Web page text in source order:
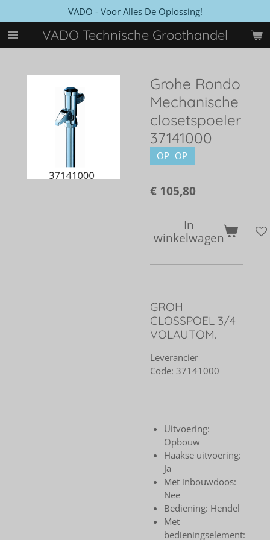
direct
naar
VADO Technische Groothandel
VADO - Voor Alles De Oplossing!
Grohe Rondo
Mechanische
closetspoeler
37141000
OP=OP
€ 105,80
In
winkelwagen
GROH
CLOSSPOEL 3/4
VOLAUTOM.
Leverancier
Code: 37141000
Uitvoering:
Opbouw
Haakse uitvoering:
Ja
Met inbouwdoos:
Nee
Bediening: Hendel
Met
bedieningselement: